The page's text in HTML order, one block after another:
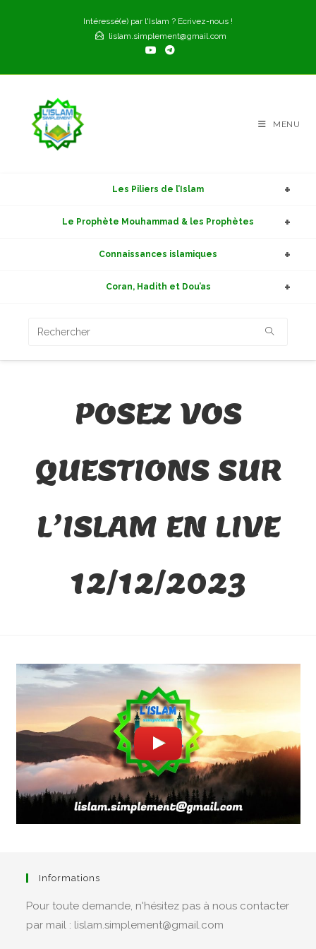
Intéressé(e) par l'Islam ? Ecrivez-nous !
lislam.simplement@gmail.com
MENU
Les Piliers de l’Islam
Le Prophète Mouhammad & les Prophètes
Connaissances islamiques
Coran, Hadith et Dou’as
POSEZ VOS
QUESTIONS SUR
L’ISLAM EN LIVE
12/12/2023
Informations
Pour toute demande, n'hésitez pas à nous contacter
par mail : lislam.simplement@gmail.com